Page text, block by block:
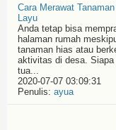
Cara Merawat
Layu
Anda tetap bisa
halaman rumah
tanaman hias atau
aktivitas di desa. Siapa
tua...
2020-07-07 03:09:31
Penulis: ayua